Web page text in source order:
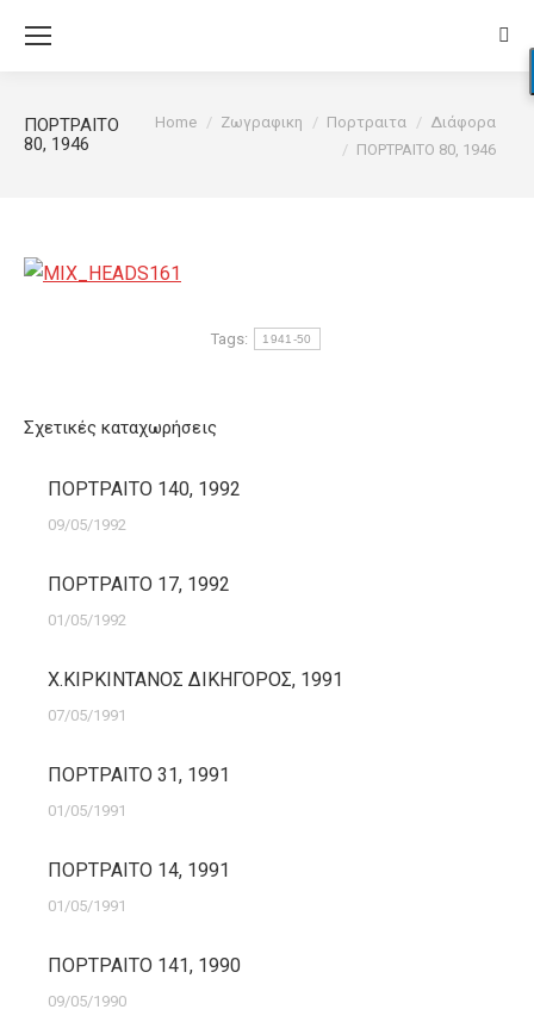
ΠΟΡΤΡΑΙΤΟ
80, 1946
You are here:
Home Ζωγραφικη Πορτραιτα
Διάφορα
ΠΟΡΤΡΑΙΤΟ 80, 1946
Tags: 1941-50
Σχετικές καταχωρήσεις
ΠΟΡΤΡΑΙΤΟ 140, 1992
09/05/1992
ΠΟΡΤΡΑΙΤΟ 17, 1992
01/05/1992
Χ.ΚΙΡΚΙΝΤΑΝΟΣ ΔΙΚΗΓΟΡΟΣ, 1991
07/05/1991
ΠΟΡΤΡΑΙΤΟ 31, 1991
01/05/1991
ΠΟΡΤΡΑΙΤΟ 14, 1991
01/05/1991
ΠΟΡΤΡΑΙΤΟ 141, 1990
09/05/1990